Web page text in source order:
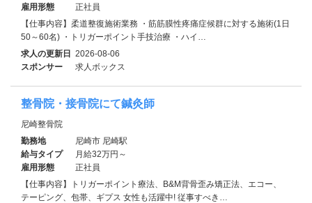
雇用形態
正社員
【仕事内容】柔道整復施術業務 ・筋筋膜性疼痛症候群に対する施術(1日
50～60名) ・トリガーポイント手技治療 ・ハイ…
求人の更新日 2026-08-06
スポンサー
求人ボックス
整骨院・接骨院にて鍼灸師
尼崎整骨院
勤務地
尼崎市 尼崎駅
給与タイプ
月給32万円～
雇用形態
正社員
【仕事内容】トリガーポイント療法、B&M背骨歪み矯正法、エコー、
テーピング、包帯、ギプス 女性も活躍中! 従事すべき…